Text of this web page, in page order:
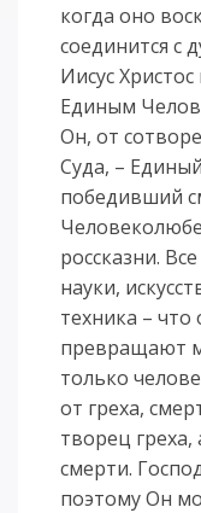
когда оно
соединится с
Иисус
Единым
Он, от
Суда, –
победивший
россказни.
науки,
техника – что
превращают
только
от греха,
творец
смерти.
поэтому Он